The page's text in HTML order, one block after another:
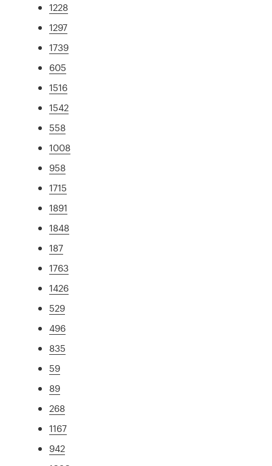
1228
1297
1739
605
1516
1542
558
1008
958
1715
1891
1848
187
1763
1426
529
496
835
59
89
268
1167
942